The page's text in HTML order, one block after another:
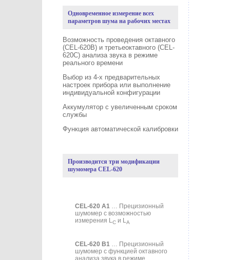
Одновременное измерение всех
параметров шума на рабочих местах
Возможность проведения октавного
(CEL-620B) и третьеоктавного (CEL-
620C) анализа звука в режиме
реального времени
Выбор из 4-х предварительных
настроек прибора или выполнение
индивидуальной конфигурации
Аккумулятор с увеличенным сроком
службы
Функция автоматической калибровки
Производится три модификации
шумомера CEL-620
CEL-620 A1 … Прецизионный
шумомер c возможностью
измерения LC и LA
CEL-620 B1 … Прецизионный
шумомер с функцией октавного